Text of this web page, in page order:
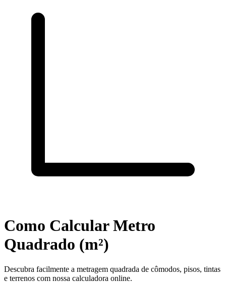
Como CalcularMetro
Quadrado (m²)
Descubra facilmente a metragem quadrada de cômodos, pisos, tintas
e terrenos com nossa calculadora online.